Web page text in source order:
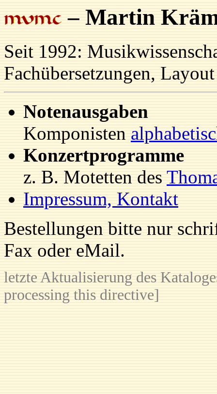
–Martin
Seit 1992:
Fachübersetzungen,
Notenausgaben
Komponisten
Konzertprogramme
z. B. Motetten des
Impressum, Kontakt
Bestellungen bitte nur
Fax oder eMail.
letzte Aktualisierung des
processing this directive]